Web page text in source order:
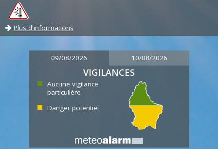
Plus d'informations
09/08/2026 10/08/2026
VIGILANCES
Aucune vigilance
particulière
Danger potentiel